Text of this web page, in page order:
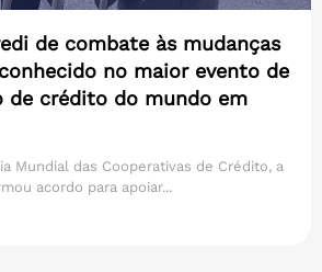
de combate às mudanças
no maior evento de
de crédito do mundo em
Mundial das Cooperativas de Crédito, a
acordo para apoiar...